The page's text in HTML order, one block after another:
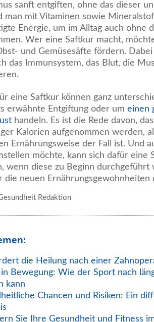
sanft entgiften, ohne das dieser
man mit Vitaminen sowie
Energie, um im Alltag auch ohne
Wer eine Saftkur macht,
und Gemüsesäfte fördern.
das Immunsystem, das Blut, die
eine Saftkur können ganz
erwähnte Entgiftung oder um einen
handeln. Es ist die Rede davon,
Kalorien aufgenommen werden,
Ernährungsweise der Fall ist. Und
möchte, kann sich dafür eine
wenn diese zu Beginn durchgeführt
die neuen Ernährungsgewohnheiten
Redaktion
die Heilung nach einer
Bewegung: Wie der Sport nach
kann
Chancen und Risiken: Ein
Sie Ihre Gesundheit und Fitness